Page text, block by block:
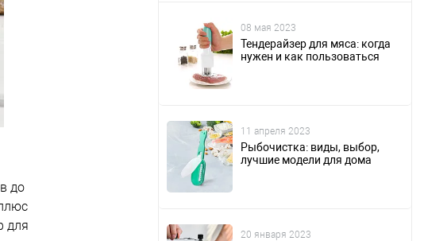
до
для
08 мая 2023
Тендерайзер для мяса: когда
нужен и как пользоваться
11 апреля 2023
Рыбочистка: виды, выбор,
лучшие модели для дома
20 января 2023